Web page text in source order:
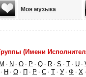
Моя музыка
(Имени
M · N · O · P · Q · R · S · T · U ·
· Н · О · П · Р · С · Т · У · Ф · Х